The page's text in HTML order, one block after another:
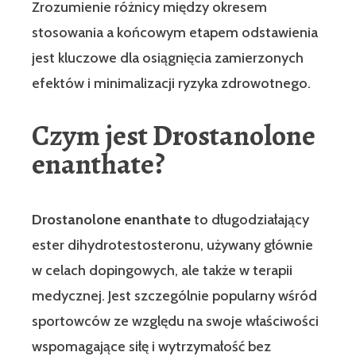
Zrozumienie różnicy między okresem
stosowania a końcowym etapem odstawienia
jest kluczowe dla osiągnięcia zamierzonych
efektów i minimalizacji ryzyka zdrowotnego.
Czym jest Drostanolone
enanthate?
Drostanolone enanthateto długodziałający
ester dihydrotestosteronu, używany głównie
w celach dopingowych, ale także w terapii
medycznej. Jest szczególnie popularny wśród
sportowców ze względu na swoje właściwości
wspomagające siłę i wytrzymałość bez